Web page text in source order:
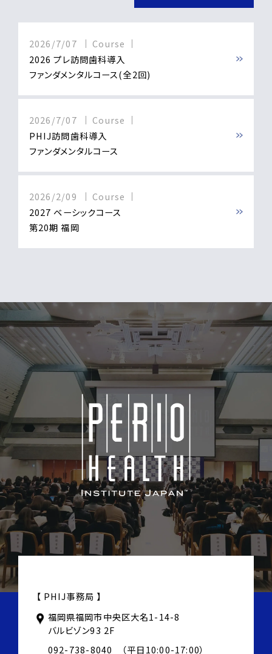
2026/7/07
Course
2026 プレ訪問歯科導入
ファンダメンタルコース(全2回)
2026/7/07
Course
PHIJ訪問歯科導入
ファンダメンタルコース
2026/2/09
Course
2027 ベーシックコース
第20期 福岡
【 PHIJ事務局 】
福岡県福岡市中央区大名1-14-8
バルビゾン93 2F
092-738-8040 （平日10:00-17:00）